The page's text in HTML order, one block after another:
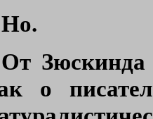
Но.
От Зюскинда
о